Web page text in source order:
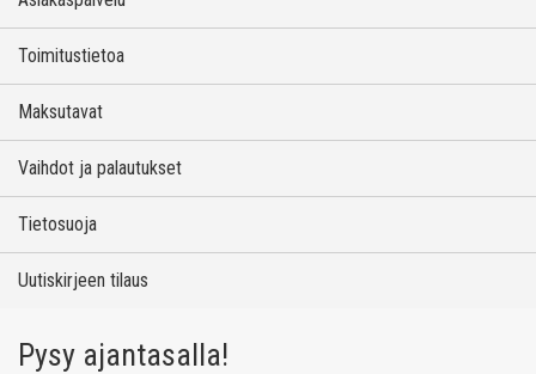
Toimitustietoa
Maksutavat
Vaihdot ja palautukset
Tietosuoja
Uutiskirjeen tilaus
Pysy ajantasalla!